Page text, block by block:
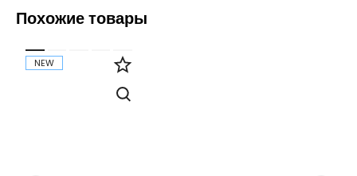
Похожие товары
NEW